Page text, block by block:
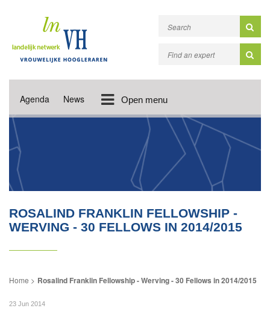
Agenda News Open menu
ROSALIND FRANKLIN FELLOWSHIP -
WERVING - 30 FELLOWS IN 2014/2015
Rosalind Franklin Fellowship - Werving - 30 Fellows in 2014/2015
23 Jun 2014